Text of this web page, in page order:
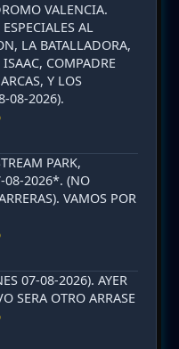
VALENCIA.
AL
LA BATALLADORA,
COMPADRE
Y LOS
08-2026).
PARK,
08-2026*. (NO
VAMOS POR
07-08-2026). AYER
SERA OTRO ARRASE